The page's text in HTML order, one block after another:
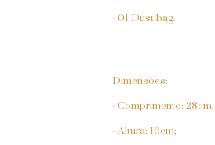
- 01 Dust bag.
Dimensões:
- Comprimento: 28cm;
- Altura: 16cm;